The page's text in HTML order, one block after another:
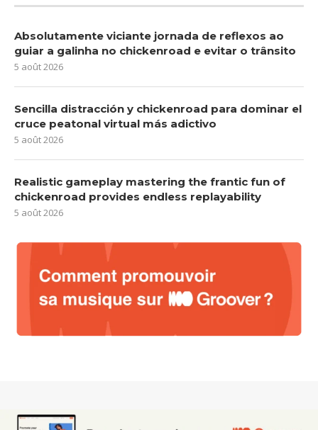
Absolutamente viciante jornada de reflexos ao
guiar a galinha no chickenroad e evitar o trânsito
5 août 2026
Sencilla distracción y chickenroad para dominar el
cruce peatonal virtual más adictivo
5 août 2026
Realistic gameplay mastering the frantic fun of
chickenroad provides endless replayability
5 août 2026